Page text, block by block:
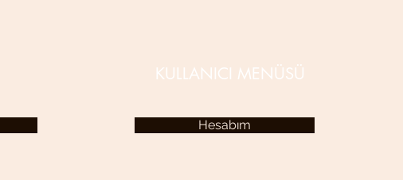
KULLANICI MENÜSÜ
Hesabım